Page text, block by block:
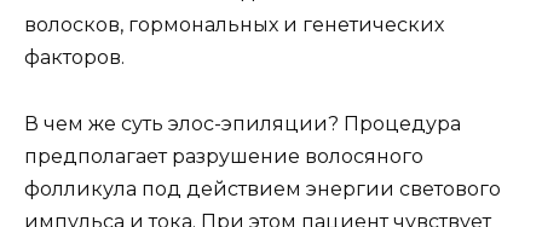
волосков, гормональных и генетических
факторов.
В чем же суть элос-эпиляции? Процедура
предполагает разрушение волосяного
фолликула под действием энергии светового
импульса и тока. При этом пациент чувствует